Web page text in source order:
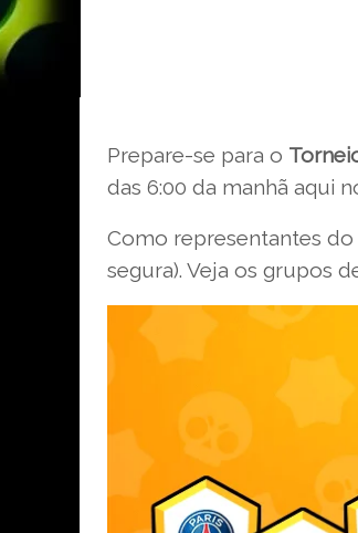
Prepare-se para o
das 6:00 da manhã aqui
Como representantes do
segura). Veja os grupos